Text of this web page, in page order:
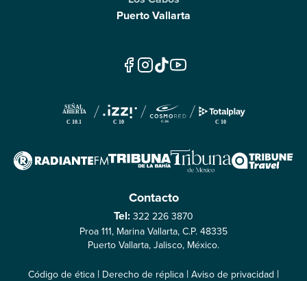
Puerto Vallarta
Contacto
Tel: 322 226 3870
Proa 111, Marina Vallarta, C.P. 48335
Puerto Vallarta, Jalisco, México.
Código de ética | Derecho de réplica | Aviso de privacidad |